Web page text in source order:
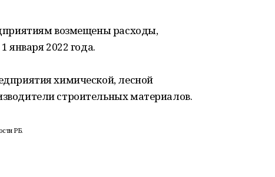
возмещены расходы,
января 2022 года.
химической, лесной
строительных материалов.
РБ.